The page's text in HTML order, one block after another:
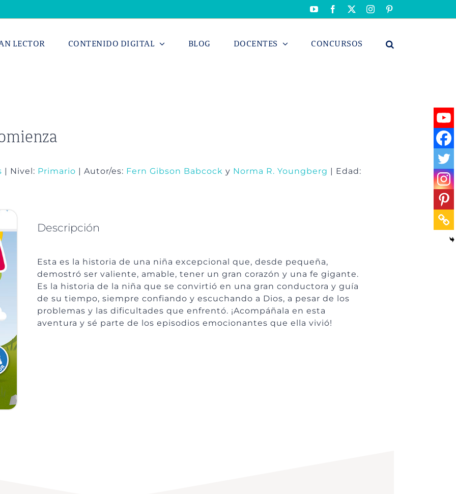
YouTubeFacebook Instagram
LECTOR CONTENIDO DIGITAL BLOG DOCENTES CONCURSOS
| Nivel: Primario | Autor/es: Fern Gibson Babcock y Norma R. Youngberg | Edad:
Descripción
Esta es la historia de una niña excepcional que, desde pequeña,
demostró ser valiente, amable, tener un gran corazón y una fe gigante.
Es la historia de la niña que se convirtió en una gran conductora y guía
de su tiempo, siempre confiando y escuchando a Dios, a pesar de los
problemas y las dificultades que enfrentó. ¡Acompáñala en esta
aventura y sé parte de los episodios emocionantes que ella vivió!